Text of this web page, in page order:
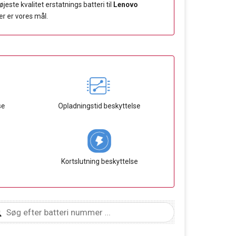
kvalitet erstatnings batteri til
Lenovo
er vores mål.
Opladningstid beskyttelse
Kortslutning beskyttelse